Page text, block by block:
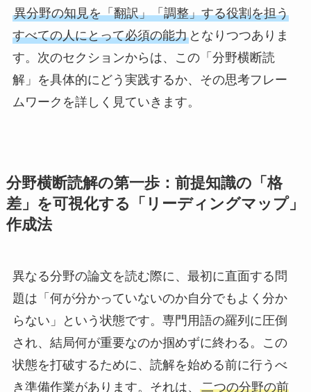
異分野の知見を「翻訳」「調整」する役割を担う
すべての人にとって必須の能力となりつつありま
す。次のセクションからは、この「分野横断読
解」を具体的にどう実践するか、その思考フレー
ムワークを詳しく見ていきます。
分野横断読解の第一歩：前提知識の「格
差」を可視化する「リーディングマップ」
作成法
異なる分野の論文を読む際に、最初に直面する問
題は「何が分かっていないのか自分でもよく分か
らない」という状態です。専門用語の羅列に圧倒
され、結局何が重要なのか掴めずに終わる。この
状態を打破するために、読解を始める前に行うべ
き準備作業があります。それは、 二つの分野の前